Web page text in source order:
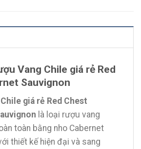
Vang Chile giá rẻ Red
Sauvignon
giá rẻ Red Chest
là loại rượu vang
toàn bằng nho Cabernet
thiết kế hiện đại và sang